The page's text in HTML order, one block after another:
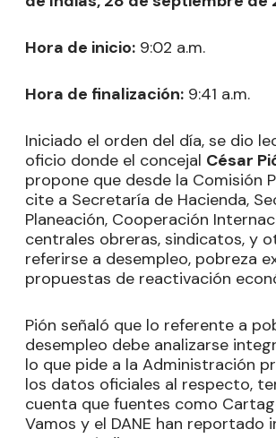
Hora de inicio: 9:02 a.m.
Hora de finalización: 9:41 a.m.
Iniciado el orden del día, se dio
oficio donde el concejal César
propone que desde la Comisión
cite a Secretaría de Hacienda,
Planeación, Cooperación
centrales obreras, sindicatos, y
referirse a desempleo, pobreza
propuestas de reactivación
Pión señaló que lo referente a
desempleo debe analizarse
lo que pide a la Administración
los datos oficiales al respecto,
cuenta que fuentes como
Vamos y el DANE han reportado